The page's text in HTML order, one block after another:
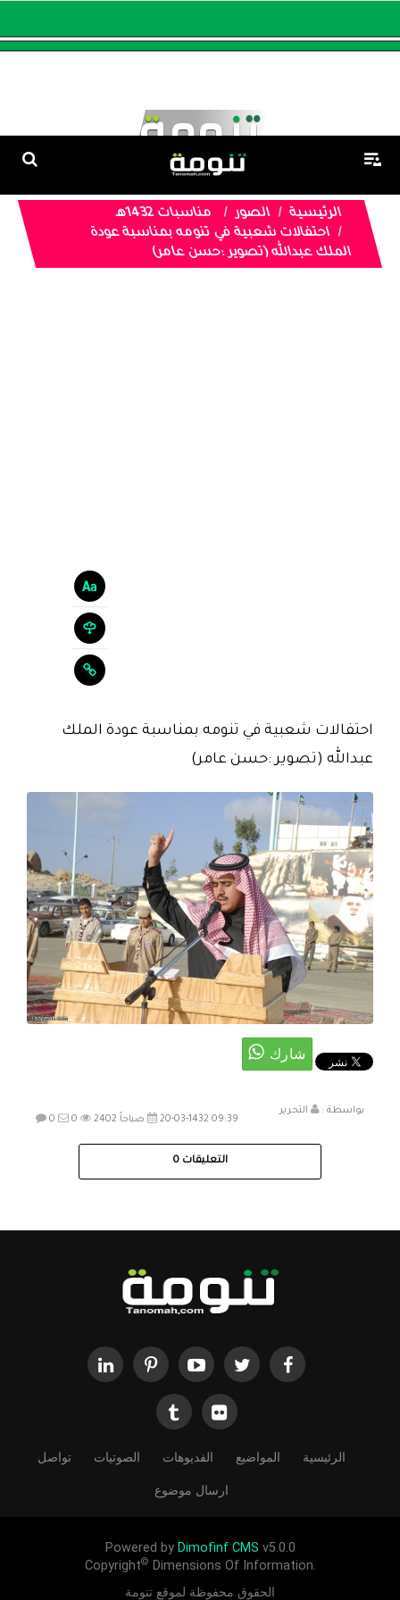
الرئيسية الصور
مناسبات 1432هـ
احتفالات شعبية في تنومه بمناسبة عودة
الملك عبدالله (تصوير :حسن عامر)
احتفالات شعبية في تنومه بمناسبة عودة الملك
عبدالله (تصوير :حسن عامر)
بواسطة :
التحرير
20-03-1432 09:39 صباحاً
0 0 2402
التعليقات 0
الرئيسية المواضيع الفديوهات الصوتيات تواصل
ارسال موضوع
Powered by Dimofinf CMS v5.0.0
Copyright© Dimensions Of Information.
الحقوق محفوظة لموقع تنومة